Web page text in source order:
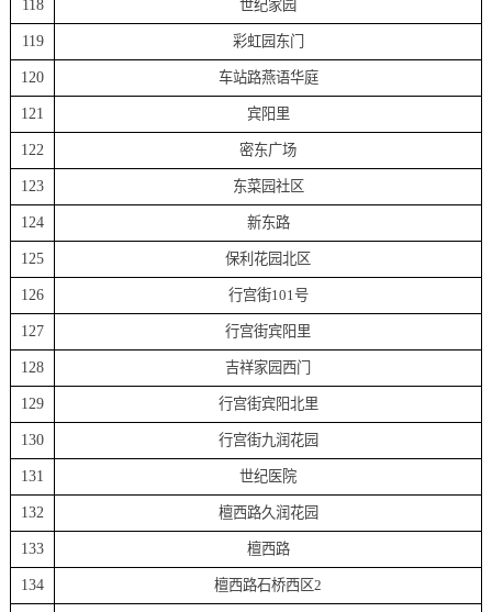
118 世纪家园
119 彩虹园东门
120 车站路燕语华庭
121 宾阳里
122 密东广场
123 东菜园社区
124 新东路
125 保利花园北区
126 行宫街101号
127 行宫街宾阳里
128 吉祥家园西门
129 行宫街宾阳北里
130 行宫街九润花园
131 世纪医院
132 檀西路久润花园
133 檀西路
134 檀西路石桥西区2